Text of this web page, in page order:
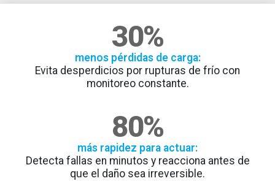
30%
menos pérdidas de carga:
Evita desperdicios por rupturas de frío con
monitoreo constante.
80%
más rapidez para actuar:
Detecta fallas en minutos y reacciona antes de
que el daño sea irreversible.